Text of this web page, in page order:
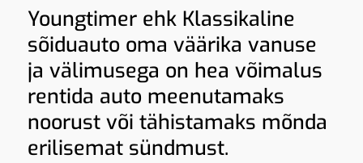
Youngtimer ehk Klassikaline
sõiduauto oma väärika vanuse
ja välimusega on hea võimalus
rentida auto meenutamaks
noorust või tähistamaks mõnda
erilisemat sündmust.